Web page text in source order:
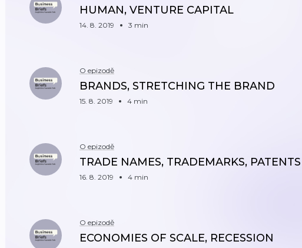
HUMAN, VENTURE CAPITAL
14. 8. 2019 3 min
O epizodě
BRANDS, STRETCHING THE BRAND
15. 8. 2019 4 min
O epizodě
TRADE NAMES, TRADEMARKS, PATENTS
16. 8. 2019 4 min
O epizodě
ECONOMIES OF SCALE, RECESSION